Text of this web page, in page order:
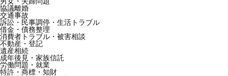
協議離婚
交通事故
訴訟・民事調停・生活トラブル
借金・債務整理
消費者トラブル・被害相談
不動産・登記
遺産相続
成年後見・家族信託
労働問題・就業
特許・商標・知財